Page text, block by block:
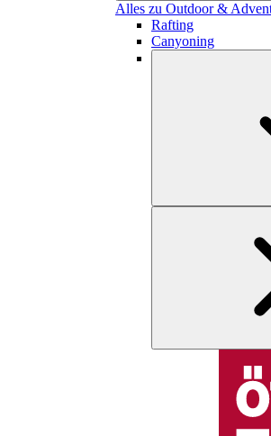
Alles zu Outdoor &
Rafting
Canyoning